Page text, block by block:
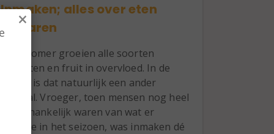
Inmaken; alles over eten
bewaren
In de zomer groeien alle soorten
groenten en fruit in overvloed. In de
winter is dat natuurlijk een ander
verhaal. Vroeger, toen mensen nog heel
erg afhankelijk waren van wat er
groeide in het seizoen, was inmaken dé
×